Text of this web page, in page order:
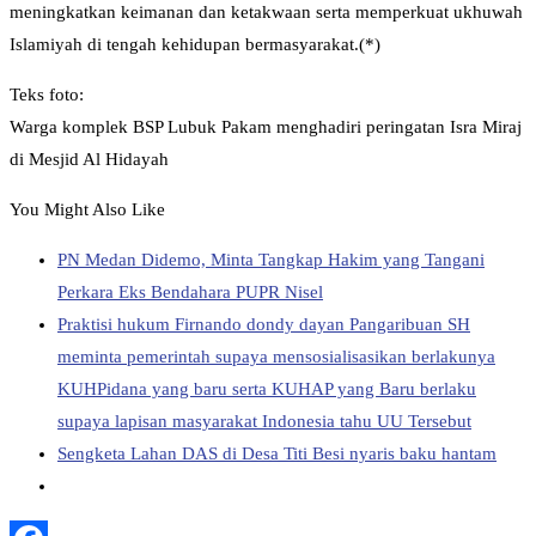
meningkatkan keimanan dan ketakwaan serta memperkuat ukhuwah
Islamiyah di tengah kehidupan bermasyarakat.(*)
Teks foto:
Warga komplek BSP Lubuk Pakam menghadiri peringatan Isra Miraj
di Mesjid Al Hidayah
You Might Also Like
PN Medan Didemo, Minta Tangkap Hakim yang Tangani
Perkara Eks Bendahara PUPR Nisel
Praktisi hukum Firnando dondy dayan Pangaribuan SH
meminta pemerintah supaya mensosialisasikan berlakunya
KUHPidana yang baru serta KUHAP yang Baru berlaku
supaya lapisan masyarakat Indonesia tahu UU Tersebut
Sengketa Lahan DAS di Desa Titi Besi nyaris baku hantam